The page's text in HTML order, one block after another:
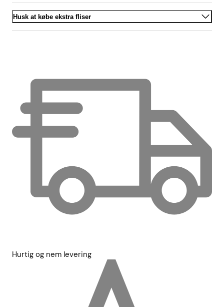
Husk at købe ekstra fliser
Hurtig og nem levering